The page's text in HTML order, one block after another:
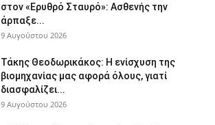
στον «Ερυθρό Σταυρό»: Ασθενής την
άρπαξε...
9 Αυγούστου 2026
Τάκης Θεοδωρικάκος: Η ενίσχυση της
βιομηχανίας μας αφορά όλους, γιατί
διασφαλίζει...
9 Αυγούστου 2026